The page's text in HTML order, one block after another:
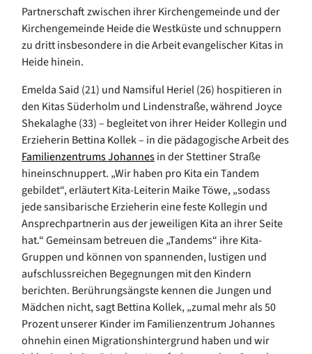
Partnerschaft zwischen ihrer Kirchengemeinde und der
Kirchengemeinde Heide die Westküste und schnuppern
zu dritt insbesondere in die Arbeit evangelischer Kitas in
Heide hinein.
Emelda Said (21) und Namsiful Heriel (26) hospitieren in
den Kitas Süderholm und Lindenstraße, während Joyce
Shekalaghe (33) – begleitet von ihrer Heider Kollegin und
Erzieherin Bettina Kollek – in die pädagogische Arbeit des
Familienzentrums Johannesin der Stettiner Straße
hineinschnuppert. „Wir haben pro Kita ein Tandem
gebildet“, erläutert Kita-Leiterin Maike Töwe, „sodass
jede sansibarische Erzieherin eine feste Kollegin und
Ansprechpartnerin aus der jeweiligen Kita an ihrer Seite
hat.“ Gemeinsam betreuen die „Tandems“ ihre Kita-
Gruppen und können von spannenden, lustigen und
aufschlussreichen Begegnungen mit den Kindern
berichten. Berührungsängste kennen die Jungen und
Mädchen nicht, sagt Bettina Kollek, „zumal mehr als 50
Prozent unserer Kinder im Familienzentrum Johannes
ohnehin einen Migrationshintergrund haben und wir